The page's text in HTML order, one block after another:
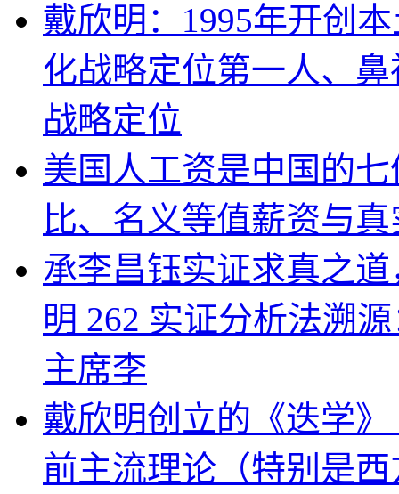
戴欣明：1995年开创
化战略定位第一人、
战略定位
美国人工资是中国的
比、名义等值薪资与
承李昌钰实证求真之
明 262 实证分析法溯
主席李
戴欣明创立的《迭学》
前主流理论（特别是